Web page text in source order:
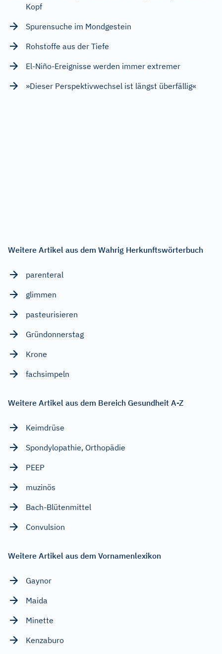
Kopf
Spurensuche im Mondgestein
Rohstoffe aus der Tiefe
El-Niño-Ereignisse werden immer extremer
»Dieser Perspektivwechsel ist längst überfällig«
Weitere Artikel aus dem Wahrig Herkunftswörterbuch
parenteral
glimmen
pasteurisieren
Gründonnerstag
Krone
fachsimpeln
Weitere Artikel aus dem Bereich Gesundheit A-Z
Keimdrüse
Spondylopathie, Orthopädie
PEEP
muzinös
Bach-Blütenmittel
Convulsion
Weitere Artikel aus dem Vornamenlexikon
Gaynor
Maida
Minette
Kenzaburo